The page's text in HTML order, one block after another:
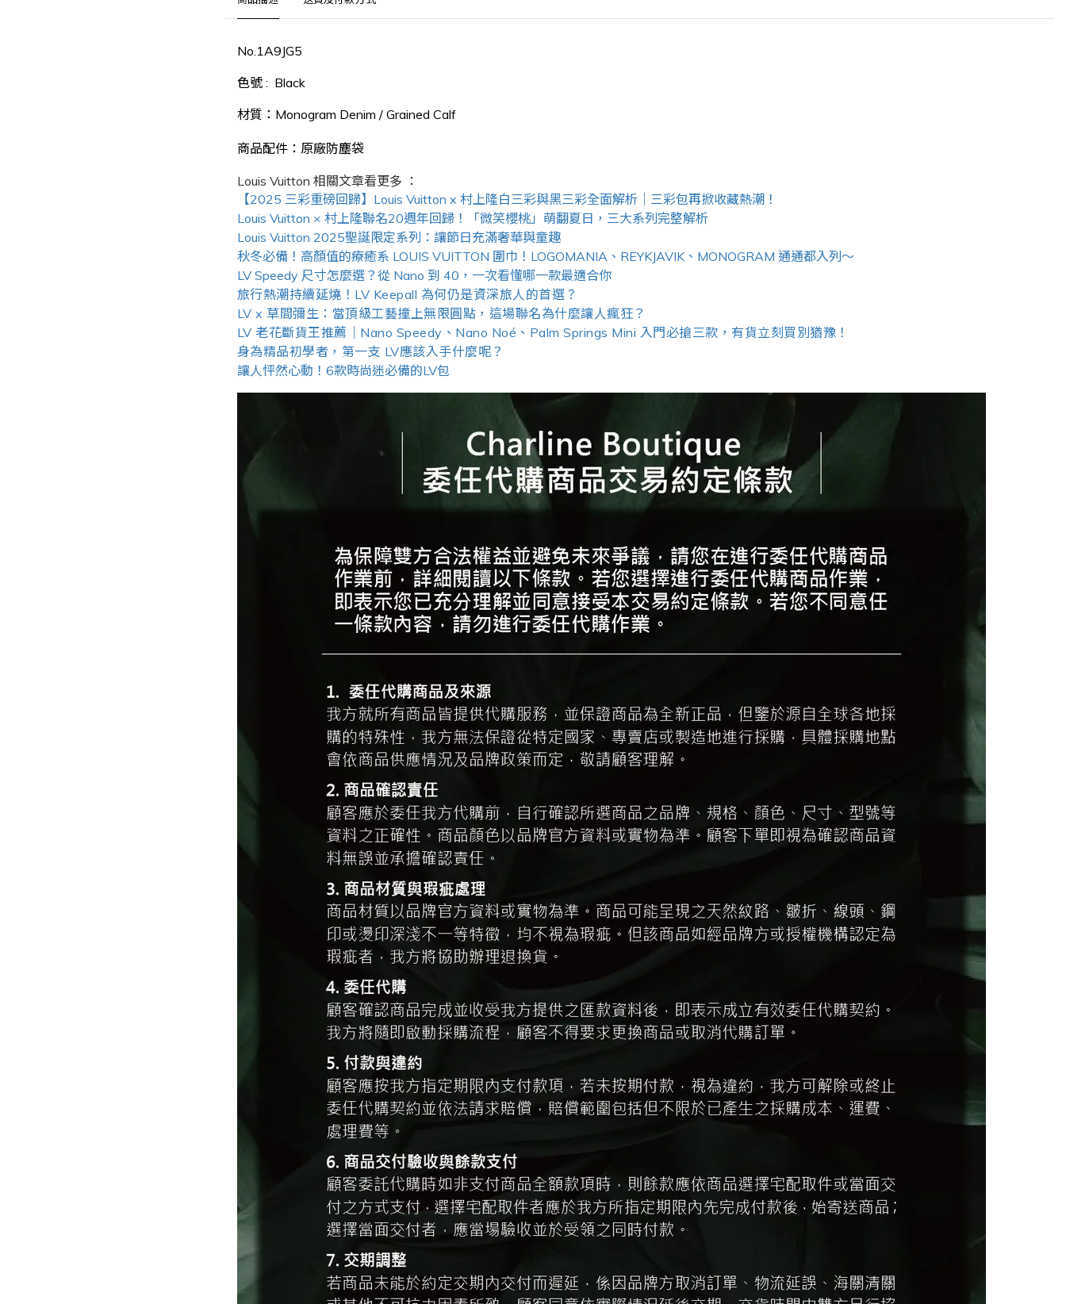
No.1A9JG5
色號 : Black
材質：Monogram Denim / Grained Calf
商品配件：原廠防塵袋
Louis Vuitton 相關文章看更多 ：
【2025 三彩重磅回歸】Louis Vuitton x 村上隆白三彩與黑三彩全面解析｜三彩包再掀收藏熱潮！
Louis Vuitton × 村上隆聯名20週年回歸！「微笑櫻桃」萌翻夏日，三大系列完整解析
Louis Vuitton 2025聖誕限定系列：讓節日充滿奢華與童趣
秋冬必備！高顏值的療癒系 LOUIS VUITTON 圍巾！LOGOMANIA、REYKJAVIK、MONOGRAM 通通都入列～
LV Speedy 尺寸怎麼選？從 Nano 到 40，一次看懂哪一款最適合你
旅行熱潮持續延燒！LV Keepall 為何仍是資深旅人的首選？
LV x 草間彌生：當頂級工藝撞上無限圓點，這場聯名為什麼讓人瘋狂？
LV 老花斷貨王推薦｜Nano Speedy、Nano Noé、Palm Springs Mini 入門必搶三款，有貨立刻買別猶豫！
身為精品初學者，第一支 LV應該入手什麼呢？
讓人怦然心動！6款時尚迷必備的LV包